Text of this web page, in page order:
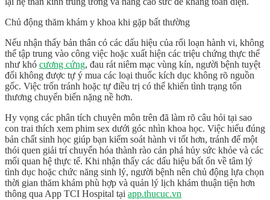
Chủ động thăm khám y khoa khi gặp bất thường
Nếu nhận thấy bản thân có các dấu hiệu của rối loạn hành vi, không
thể tập trung vào công việc hoặc xuất hiện các triệu chứng thực thể
như khó cương cứng, đau rát niêm mạc vùng kín, người bệnh tuyệt
đối không được tự ý mua các loại thuốc kích dục không rõ nguồn
gốc. Việc trốn tránh hoặc tự điều trị có thể khiến tình trạng tổn
thương chuyển biến nặng nề hơn.
Hy vọng các phân tích chuyên môn trên đã làm rõ câu hỏi tại sao
con trai thích xem phim sex dưới góc nhìn khoa học. Việc hiểu đúng
bản chất sinh học giúp bạn kiểm soát hành vi tốt hơn, tránh để một
thói quen giải trí chuyển hóa thành rào cản phá hủy sức khỏe và các
mối quan hệ thực tế. Khi nhận thấy các dấu hiệu bất ổn về tâm lý
tình dục hoặc chức năng sinh lý, người bệnh nên chủ động lựa chọn
thời gian thăm khám phù hợp và quản lý lịch khám thuận tiện hơn
thông qua App TCI Hospital tại app.thucuc.vn